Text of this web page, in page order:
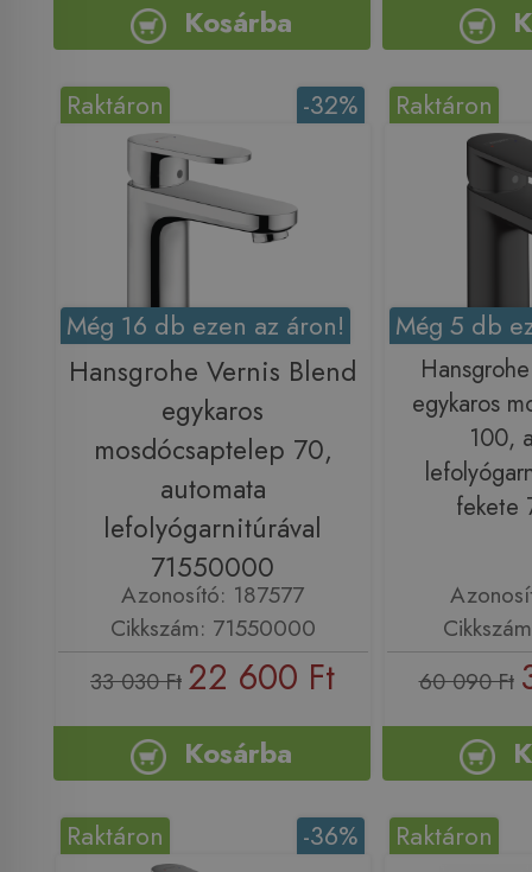
Kosárba
-32%
Raktáron
Még 16 db ezen az áron!
Hansgrohe Vernis Blend
egykaros
mosdócsaptelep 70,
automata
lefolyógarnitúrával
71550000
Azonosító: 187577
Cikkszám: 71550000
33 030 Ft 22 600 Ft
Kosárba
Raktáron
Még 5 db
egykaros
100,
fekete
60 090 Ft
-36%
Raktáron Raktáron